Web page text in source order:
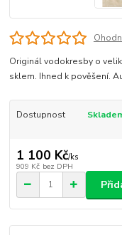
Originál vodokresby o
sklem. Ihned k pověšení.
Dostupnost
1 100 Kč/ks
909 Kč bez DPH